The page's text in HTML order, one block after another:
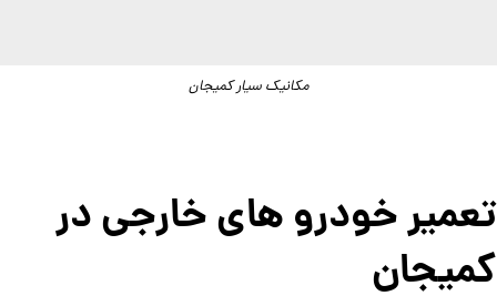
مکانیک سیار کمیجان
تعمیر خودرو های خارجی در
کمیجان